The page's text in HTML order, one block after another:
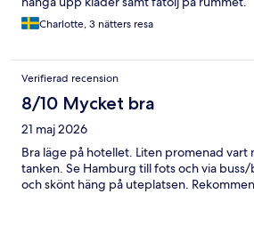
Charlotte, 3 nätters resa
Verifierad recension
8/10 Mycket bra
21 maj 2026
Bra läge på hotellet. Liten promenad vart
tanken. Se Hamburg till fots och via
och skönt häng på uteplatsen.